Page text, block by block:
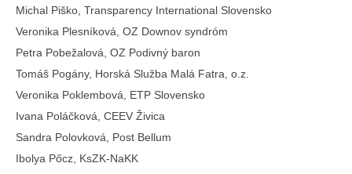
Michal Piško, Transparency International Slovensko
Veronika Plesníková, OZ Downov syndróm
Petra Pobežalová, OZ Podivný baron
Tomáš Pogány, Horská Služba Malá Fatra, o.z.
Veronika Poklembová, ETP Slovensko
Ivana Poláčková, CEEV Živica
Sandra Polovková, Post Bellum
Ibolya Pőcz, KsZK-NaKK